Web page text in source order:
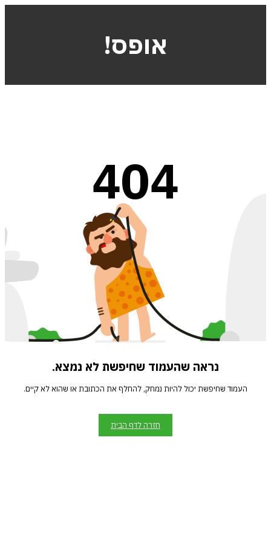
!אופס
404
נראה שהעמוד שחיפשת לא נמצא.
העמוד שחיפשת יכול להיות נמחק, להחלף את הכתובת או שהוא לא קיים.
חזרה לדף הבית